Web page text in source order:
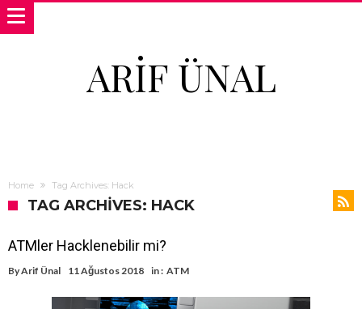
ARIF ÜNAL
Home Tag Archives: Hack
TAG ARCHIVES: HACK
ATMler Hacklenebilir mi?
ByArif Ünal 11 Ağustos 2018 in : ATM